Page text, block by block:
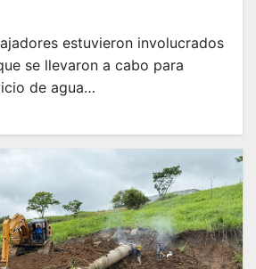
estuvieron involucrados
se llevaron a cabo para
de agua…